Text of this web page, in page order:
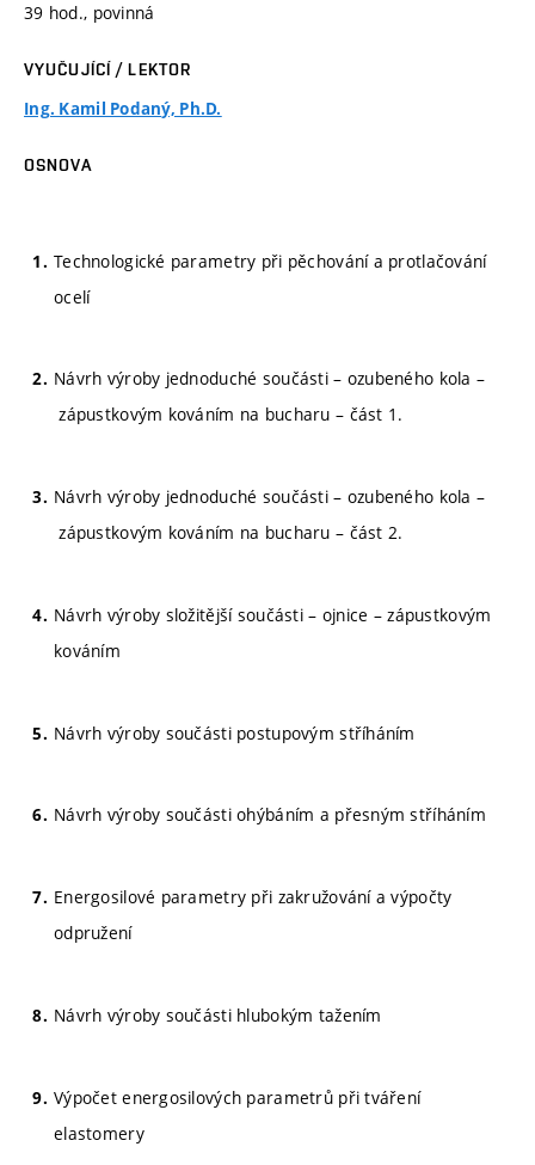
39 hod., povinná
VYUČUJÍCÍ / LEKTOR
Ing. Kamil Podaný, Ph.D.
OSNOVA
Technologické parametry při pěchování a protlačování
ocelí
Návrh výroby jednoduché součásti – ozubeného kola –
zápustkovým kováním na bucharu – část 1.
Návrh výroby jednoduché součásti – ozubeného kola –
zápustkovým kováním na bucharu – část 2.
Návrh výroby složitější součásti – ojnice – zápustkovým
kováním
Návrh výroby součásti postupovým stříháním
Návrh výroby součásti ohýbáním a přesným stříháním
Energosilové parametry při zakružování a výpočty
odpružení
Návrh výroby součásti hlubokým tažením
Výpočet energosilových parametrů při tváření
elastomery